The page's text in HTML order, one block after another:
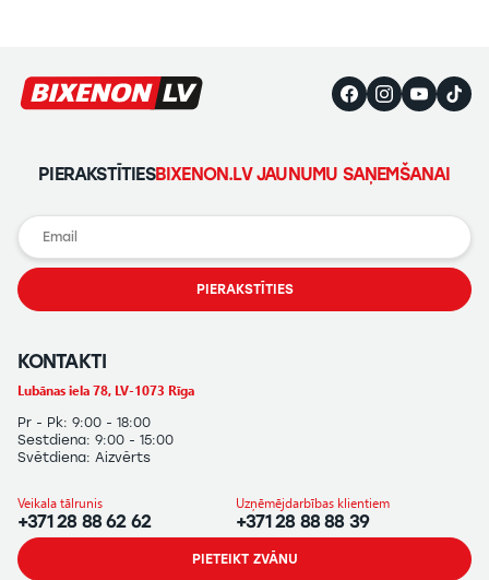
PIERAKSTĪTIESBIXENON.LV JAUNUMU SAŅEMŠANAI
PIERAKSTĪTIES
KONTAKTI
Lubānas iela 78, LV-1073 Rīga
Pr - Pk: 9:00 - 18:00
Sestdiena: 9:00 - 15:00
Svētdiena: Aizvērts
Veikala tālrunis
+371 28 88 62 62
Uzņēmējdarbības klientiem
+371 28 88 88 39
PIETEIKT ZVĀNU